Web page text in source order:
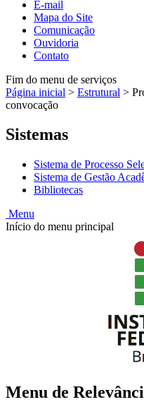
E-mail
Mapa do Site
Comunicação
Ouvidoria
Contato
Fim do menu de serviços
Página inicial > Estrutural >
convocação
Sistemas
Sistema de Processo
Sistema de Gestão
Bibliotecas
Menu
Início do menu principal
Menu de